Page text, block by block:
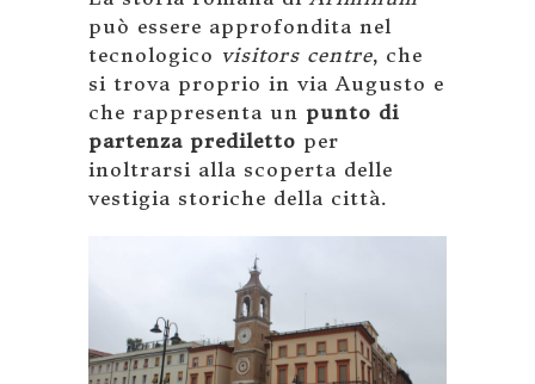
può essere approfondita nel
tecnologico visitors centre, che
si trova proprio in via Augusto e
che rappresenta un punto di
partenza prediletto per
inoltrarsi alla scoperta delle
vestigia storiche della città.